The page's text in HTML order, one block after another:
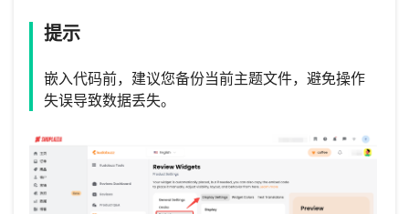
提示
嵌入代码前，建议您备份当前主题文件，避免操作
失误导致数据丢失。